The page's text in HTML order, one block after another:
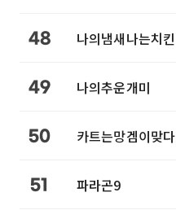
48 나의냄새나는치킨
49 나의추운개미
50 카트는망겜이맞다
51 파라곤9